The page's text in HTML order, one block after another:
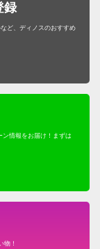
録
ど、ディノスのおすすめ
情報をお届け！まずは
物！